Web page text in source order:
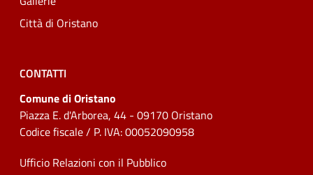
Città di Oristano
CONTATTI
Comune di Oristano
Piazza E. d'Arborea, 44 - 09170 Oristano
Codice fiscale / P. IVA: 00052090958
Ufficio Relazioni con il Pubblico